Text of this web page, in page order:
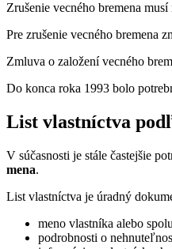
Zrušenie vecného bremena
Pre zrušenie vecného bremena
Zmluva o založení vecného
Do konca roka 1993 bolo
List vlastníctva
V súčasnosti je stále častejšie
mena.
List vlastníctva je úradný
meno vlastníka alebo
podrobnosti o